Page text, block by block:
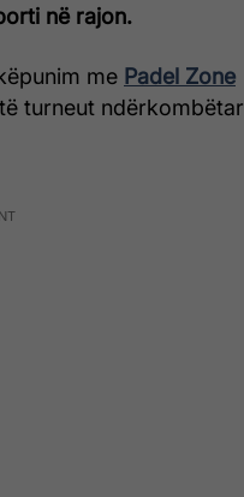
në rajon.
me Padel Zone
turneut ndërkombëtar